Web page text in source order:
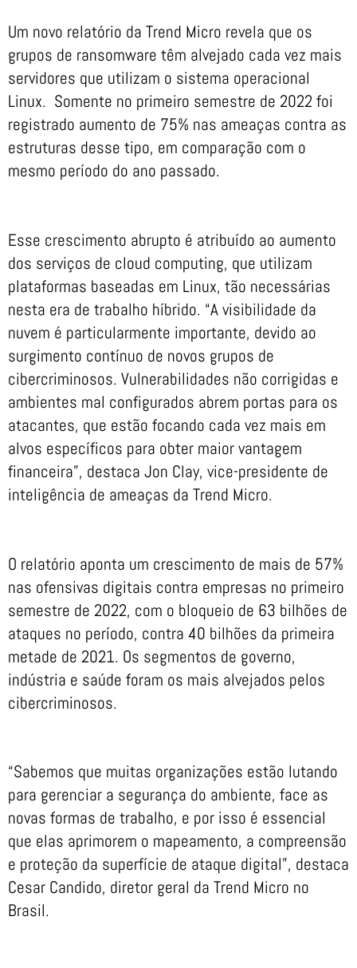
Um novo relatório da Trend Micro revela que os
grupos de ransomware têm alvejado cada vez mais
servidores que utilizam o sistema operacional
Linux. Somente no primeiro semestre de 2022 foi
registrado aumento de 75% nas ameaças contra as
estruturas desse tipo, em comparação com o
mesmo período do ano passado.
Esse crescimento abrupto é atribuído ao aumento
dos serviços de cloud computing, que utilizam
plataformas baseadas em Linux, tão necessárias
nesta era de trabalho híbrido. “A visibilidade da
nuvem é particularmente importante, devido ao
surgimento contínuo de novos grupos de
cibercriminosos. Vulnerabilidades não corrigidas e
ambientes mal configurados abrem portas para os
atacantes, que estão focando cada vez mais em
alvos específicos para obter maior vantagem
financeira”, destaca Jon Clay, vice-presidente de
inteligência de ameaças da Trend Micro.
O relatório aponta um crescimento de mais de 57%
nas ofensivas digitais contra empresas no primeiro
semestre de 2022, com o bloqueio de 63 bilhões de
ataques no período, contra 40 bilhões da primeira
metade de 2021. Os segmentos de governo,
indústria e saúde foram os mais alvejados pelos
cibercriminosos.
“Sabemos que muitas organizações estão lutando
para gerenciar a segurança do ambiente, face as
novas formas de trabalho, e por isso é essencial
que elas aprimorem o mapeamento, a compreensão
e proteção da superfície de ataque digital”, destaca
Cesar Candido, diretor geral da Trend Micro no
Brasil.